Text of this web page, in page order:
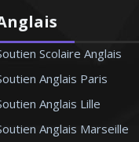
Scolaire Anglais
Anglais Paris
Anglais Lille
Anglais Marseille